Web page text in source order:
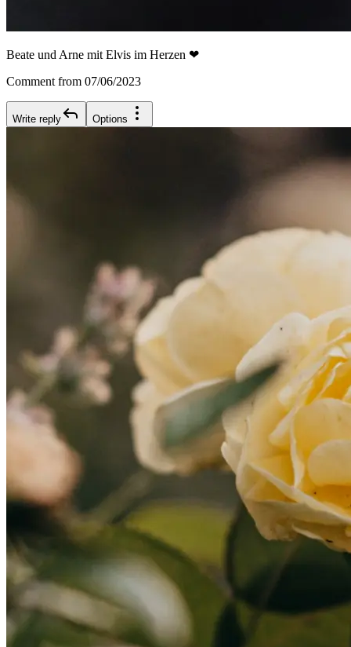
Beate und Arne mit Elvis im Herzen ❤
Comment from 07/06/2023
Write reply Options